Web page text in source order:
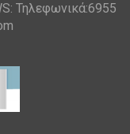
Τηλεφωνικά:6955